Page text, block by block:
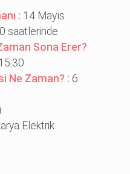
: 14 Mayıs
saatlerinde
Sona Erer?
Ne Zaman? : 6
Elektrik